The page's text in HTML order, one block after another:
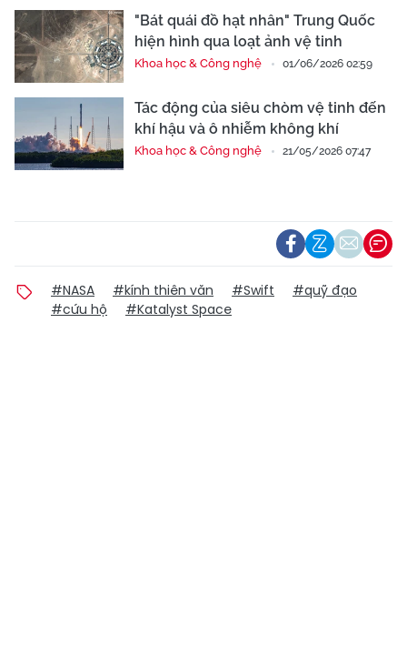
"Bát quái đồ hạt nhân" Trung Quốc
hiện hình qua loạt ảnh vệ tinh
Khoa học & Công nghệ 01/06/2026 02:59
Tác động của siêu chòm vệ tinh đến
khí hậu và ô nhiễm không khí
Khoa học & Công nghệ 21/05/2026 07:47
#NASA #kính thiên văn #Swift
#quỹ đạo
#cứu hộ
#Katalyst Space